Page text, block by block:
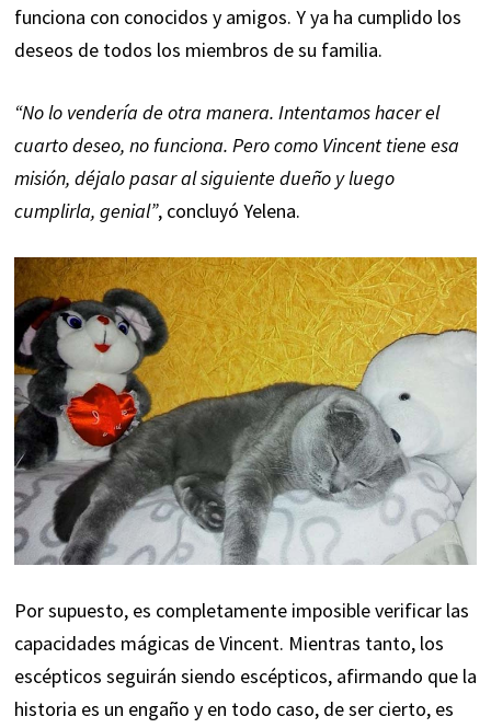
funciona con conocidos y amigos. Y ya ha cumplido los
deseos de todos los miembros de su familia.
“No lo vendería de otra manera. Intentamos hacer el
cuarto deseo, no funciona. Pero como Vincent tiene esa
misión, déjalo pasar al siguiente dueño y luego
cumplirla, genial”, concluyó Yelena.
Por supuesto, es completamente imposible verificar las
capacidades mágicas de Vincent. Mientras tanto, los
escépticos seguirán siendo escépticos, afirmando que la
historia es un engaño y en todo caso, de ser cierto, es